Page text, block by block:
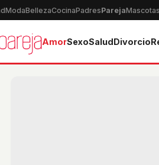
ModaBellezaCocinaPadresParejaMascotas
AmorSexoSaludDivorcio